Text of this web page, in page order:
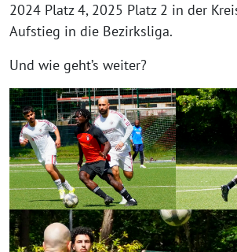
2024 Platz 4, 2025 Platz 2 in der
Aufstieg in die Bezirksliga.
Und wie geht’s weiter?